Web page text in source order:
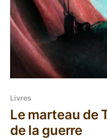
Livres
Le marteau de
de la guerre